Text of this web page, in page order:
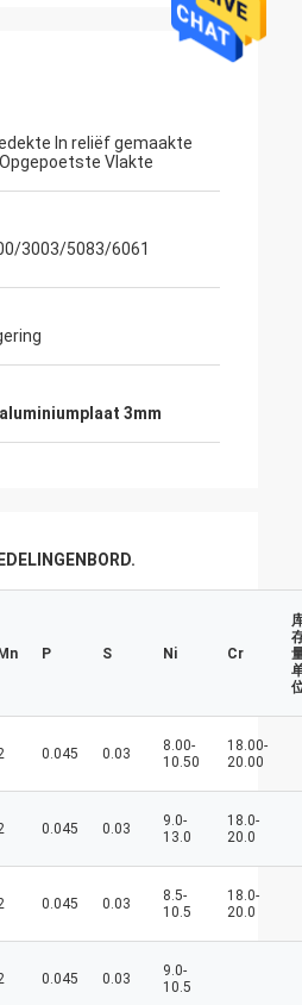
M. Lin
de aankomst van het Nieuwjaar, wens
wij hebben altijd een nieuwe dag, en
In reliëf gemaakte
Vlakte
3003/5083/6061
3mm
Mn P S Ni Cr
0.045 0.03
8.00-
10.50
18.00-
20.00
0.045 0.03
9.0-
13.0
18.0-
20.0
0.045 0.03
8.5-
10.5
18.0-
20.0
0.045 0.03
9.0-
10.5